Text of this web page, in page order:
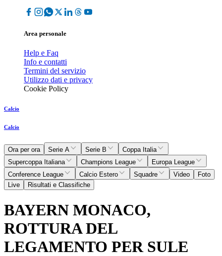
Area personale
Help e Faq
Info e contatti
Termini del servizio
Utilizzo dati e privacy
Cookie Policy
Calcio
Calcio
Ora per ora Serie A Serie B
Coppa Italia
Supercoppa Italiana
Champions League
Europa League
Conference League
Calcio Estero Squadre Video
Foto
Live
Risultati e Classifiche
BAYERN MONACO,
ROTTURA DEL
LEGAMENTO PER SULE